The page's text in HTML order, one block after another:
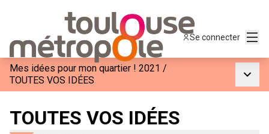
Se connecter
Mes idées pour mon quartier ! 2021 /
TOUTES VOS IDÉES
TOUTES VOS IDÉES